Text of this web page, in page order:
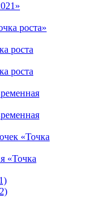
роста»
роста
роста
«Точка
«Точка